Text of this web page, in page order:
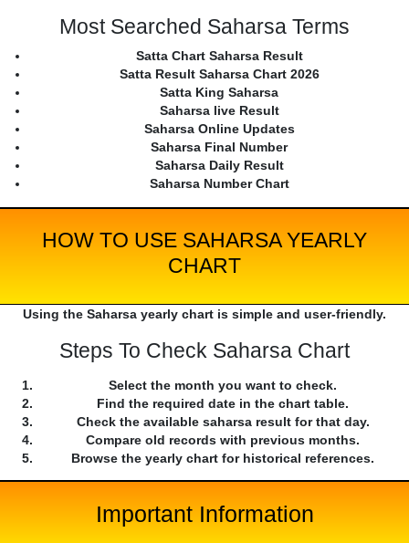
Most Searched Saharsa Terms
Satta Chart Saharsa Result
Satta Result Saharsa Chart 2026
Satta King Saharsa
Saharsa live Result
Saharsa Online Updates
Saharsa Final Number
Saharsa Daily Result
Saharsa Number Chart
HOW TO USE SAHARSA YEARLY
CHART
Using the Saharsa yearly chart is simple and user-friendly.
Steps To Check Saharsa Chart
Select the month you want to check.
Find the required date in the chart table.
Check the available saharsa result for that day.
Compare old records with previous months.
Browse the yearly chart for historical references.
Important Information